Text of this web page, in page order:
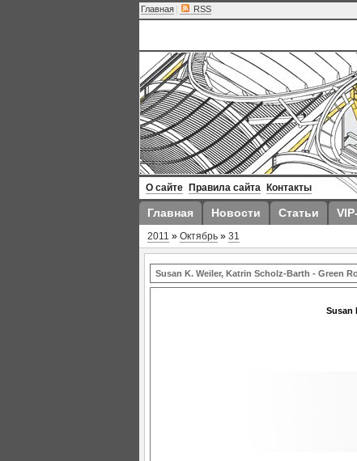
Главная | RSS
О сайте Правила сайта Контакты
Главная Новости Статьи
2011 » Октябрь » 31
Susan K. Weiler, Katrin Scholz-Barth - Green
Susan